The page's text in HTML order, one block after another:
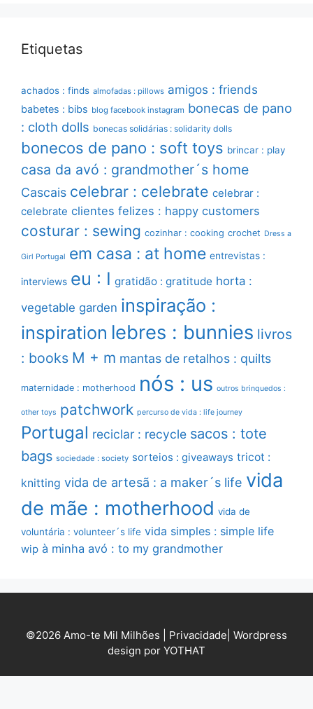
Etiquetas
achados : finds almofadas : pillows amigos : friends
babetes : bibs blog facebook instagram bonecas de pano
: cloth dolls bonecas solidárias : solidarity dolls
bonecos de pano : soft toys brincar : play
casa da avó : grandmother´s home
Cascais celebrar : celebrate celebrar :
celebrate clientes felizes : happy customers
costurar : sewing cozinhar : cooking crochet Dress a
Girl Portugal em casa : at home entrevistas :
interviews eu : I gratidão : gratitude horta :
vegetable garden inspiração :
inspiration lebres : bunnies livros
: books M + m mantas de retalhos : quilts
maternidade : motherhood nós : us outros brinquedos :
other toys patchwork percurso de vida : life journey
Portugal reciclar : recycle sacos : tote
bags sociedade : society sorteios : giveaways tricot :
knitting vida de artesã : a maker´s life vida
de mãe : motherhood vida de
voluntária : volunteer´s life vida simples : simple life
wip à minha avó : to my grandmother
©2026 Amo-te Mil Milhões | Privacidade Wordpress
design por YOTHAT